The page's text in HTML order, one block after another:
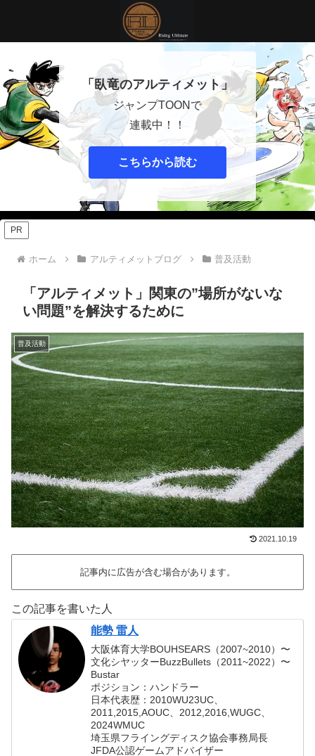
「臥竜のアルティメット」
ジャンプTOONで
連載中！！
こちらから読む
PR
ホーム アルティメットブログ 普及活動
「アルティメット」関東の”場所がないな
い問題”を解決するために
普及活動
2021.10.19
記事内に広告が含む場合があります。
この記事を書いた人
能勢 雷人
大阪体育大学BOUHSEARS（2007~2010）〜
文化シヤッターBuzzBullets（2011~2022）〜
Bustar
ポジション：ハンドラー
日本代表歴：2010WU23UC、
2011,2015,AOUC、2012,2016,WUGC、
2024WMUC
埼玉県フライングディスク協会事務局長
JFDA公認ゲームアドバイザー